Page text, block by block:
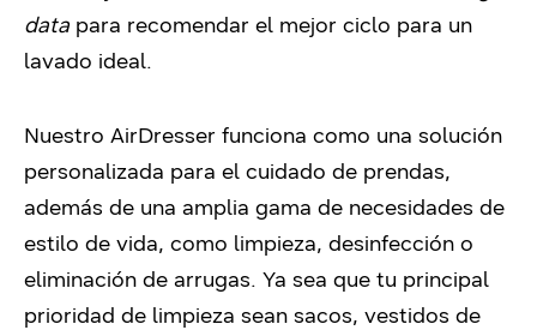
data para recomendar el mejor ciclo para un
lavado ideal.
Nuestro AirDresser funciona como una solución
personalizada para el cuidado de prendas,
además de una amplia gama de necesidades de
estilo de vida, como limpieza, desinfección o
eliminación de arrugas. Ya sea que tu principal
prioridad de limpieza sean sacos, vestidos de